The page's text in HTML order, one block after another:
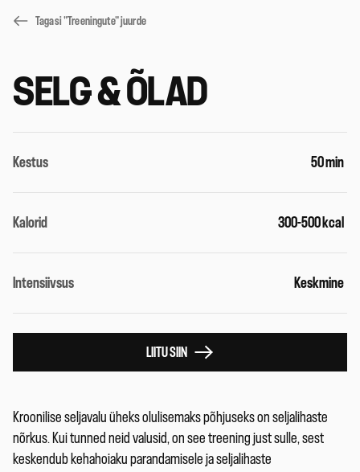
Tagasi "Treeningute" juurde
Kroonilise seljavalu üheks olulisemaks põhjuseks on seljalihaste
nõrkus. Kui tunned neid valusid, on see treening just sulle, sest
keskendub kehahoiaku parandamisele ja seljalihaste
Kestus 50 min
Kalorid 300-500 kcal
Intensiivsus Keskmine
LIITU SIIN
SELG & ÕLAD